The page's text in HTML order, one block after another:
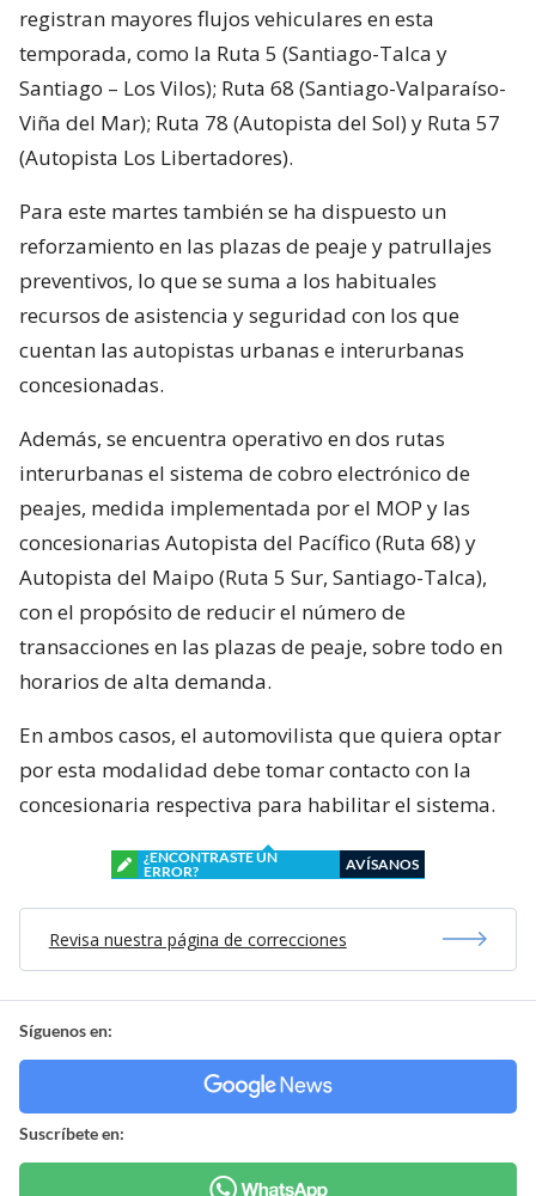
registran mayores flujos vehiculares en esta
temporada, como la Ruta 5 (Santiago-Talca y
Santiago – Los Vilos); Ruta 68 (Santiago-Valparaíso-
Viña del Mar); Ruta 78 (Autopista del Sol) y Ruta 57
(Autopista Los Libertadores).
Para este martes también se ha dispuesto un
reforzamiento en las plazas de peaje y patrullajes
preventivos, lo que se suma a los habituales
recursos de asistencia y seguridad con los que
cuentan las autopistas urbanas e interurbanas
concesionadas.
Además, se encuentra operativo en dos rutas
interurbanas el sistema de cobro electrónico de
peajes, medida implementada por el MOP y las
concesionarias Autopista del Pacífico (Ruta 68) y
Autopista del Maipo (Ruta 5 Sur, Santiago-Talca),
con el propósito de reducir el número de
transacciones en las plazas de peaje, sobre todo en
horarios de alta demanda.
En ambos casos, el automovilista que quiera optar
por esta modalidad debe tomar contacto con la
concesionaria respectiva para habilitar el sistema.
¿ENCONTRASTE UN
ERROR?
AVÍSANOS
Revisa nuestra página de correcciones
Síguenos en:
Suscríbete en: